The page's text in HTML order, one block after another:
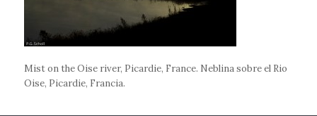
Mist on the Oise river, Picardie, France. Neblina sobre el Rio
Oise, Picardie, Francia.